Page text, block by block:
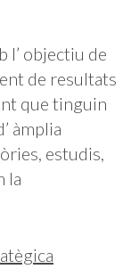
l’ objectiu de
de resultats
que tinguin
àmplia
estudis,
la